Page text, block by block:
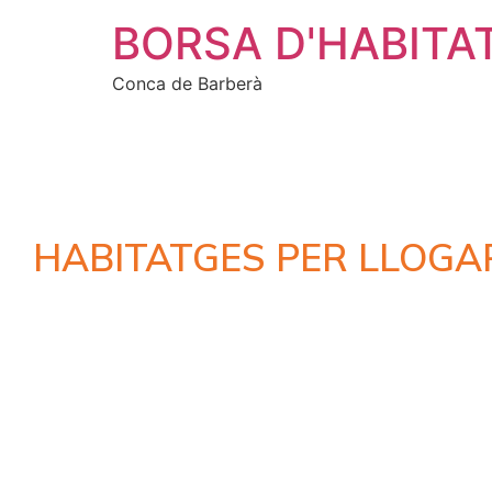
BORSA
Conca de Barberà
HABITATGES PER